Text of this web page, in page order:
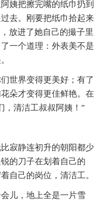
姨把擦完嘴的纸巾扔到
去。刚要把纸巾拾起来
放进了她自己的撮子里
一个道理：外表美不是
界变得更美好；有了
朵才变得更佳鲜艳。在
，清洁工叔叔阿姨！”
寂静连初升的朝阳都少
的刀子在划着自己的
自己的岗位，清洁工。
儿，地上全是一片雪